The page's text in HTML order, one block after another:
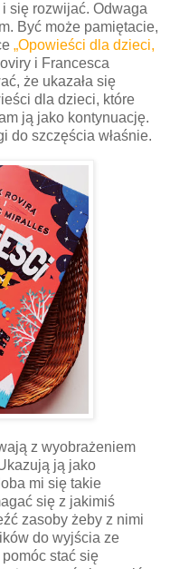
się rozwijać. Odwaga
Być może pamiętacie,
„Opowieści dla dzieci,
i Francesca
że ukazała się
dla dzieci, które
ją jako kontynuację.
do szczęścia właśnie.
z wyobrażeniem
ją jako
mi się takie
się z jakimiś
zasoby żeby z nimi
do wyjścia ze
stać się